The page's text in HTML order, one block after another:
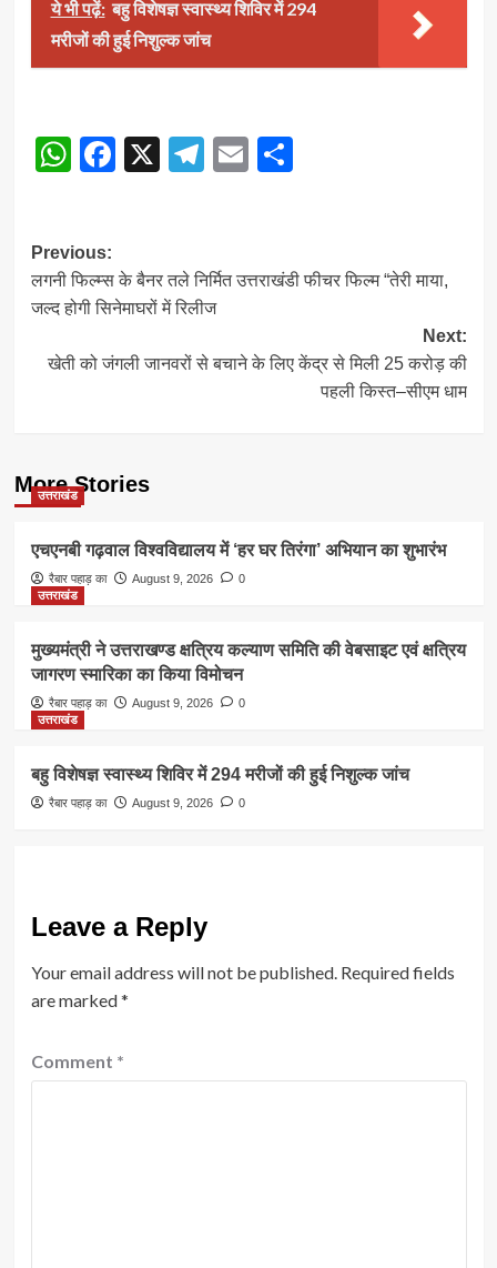
ये भी पढ़ें: बहु विशेषज्ञ स्वास्थ्य शिविर में 294
मरीजों की हुई निशुल्क जांच
WhatsApp
Facebook
X Telegram
EmailShare
Post
navigation
Previous:
लगनी फिल्म्स के बैनर तले निर्मित उत्तराखंडी फीचर फिल्म “तेरी माया,
जल्द होगी सिनेमाघरों में रिलीज
Next:
खेती को जंगली जानवरों से बचाने के लिए केंद्र से मिली 25 करोड़ की
पहली किस्त–सीएम धाम
More Stories
उत्तराखंड
एचएनबी गढ़वाल विश्वविद्यालय में ‘हर घर तिरंगा’ अभियान का शुभारंभ
रैबार पहाड़ का August 9, 2026
0
उत्तराखंड
मुख्यमंत्री ने उत्तराखण्ड क्षत्रिय कल्याण समिति की वेबसाइट एवं क्षत्रिय
जागरण स्मारिका का किया विमोचन
रैबार पहाड़ का August 9, 2026
0
उत्तराखंड
बहु विशेषज्ञ स्वास्थ्य शिविर में 294 मरीजों की हुई निशुल्क जांच
रैबार पहाड़ का August 9, 2026 0
Leave a Reply
Your email address will not be published. Required fields
are marked*
Comment *